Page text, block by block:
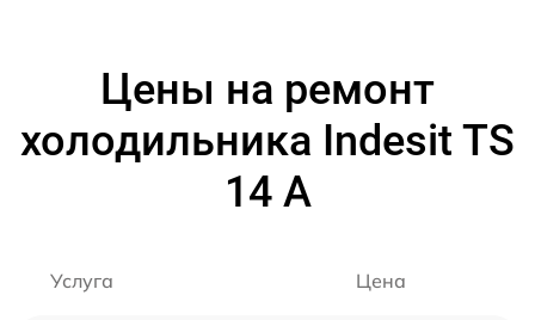
Цены на ремонт
холодильника Indesit TS
14 A
Услуга Цена